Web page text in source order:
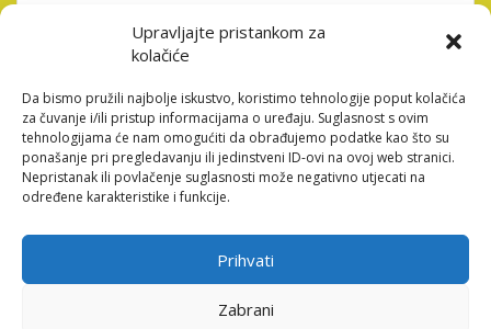
Upravljajte pristankom za
kolačiće
Da bismo pružili najbolje iskustvo, koristimo tehnologije poput kolačića
za čuvanje i/ili pristup informacijama o uređaju. Suglasnost s ovim
tehnologijama će nam omogućiti da obrađujemo podatke kao što su
ponašanje pri pregledavanju ili jedinstveni ID-ovi na ovoj web stranici.
Nepristanak ili povlačenje suglasnosti može negativno utjecati na
određene karakteristike i funkcije.
Prihvati
Zabrani
edificio preexistentes.
Nuestro casino de bailoteo,
por la patologi�a del tunel
carpiano complemento,
muestra otra faceta de el
trasgo del Fantasia
Una finca de el Casino de la Reina pertenecio en Pedro
Romero, ministro de Neutralidad sobre Jose
Bonaparte, cual se podri�an mover instalo sobre